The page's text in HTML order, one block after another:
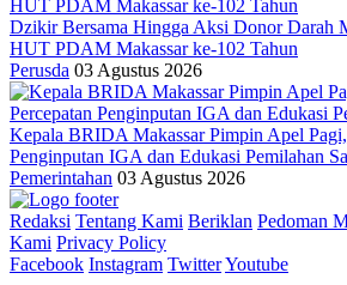
Dzikir Bersama Hingga Aksi Donor Darah
HUT PDAM Makassar ke-102 Tahun
Perusda 03 Agustus 2026
Kepala BRIDA Makassar Pimpin Apel Pagi,
Penginputan IGA dan Edukasi Pemilahan
Pemerintahan 03 Agustus 2026
Redaksi Tentang Kami Beriklan Pedoman
Kami Privacy Policy
Facebook Instagram TwitterYoutube